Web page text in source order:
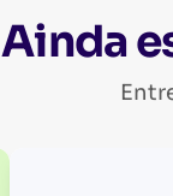
Ainda